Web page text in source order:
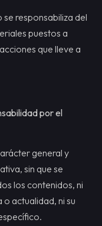
se responsabiliza del
puestos a
que lleve a
por el
general y
sin que se
los contenidos, ni
actualidad, ni su